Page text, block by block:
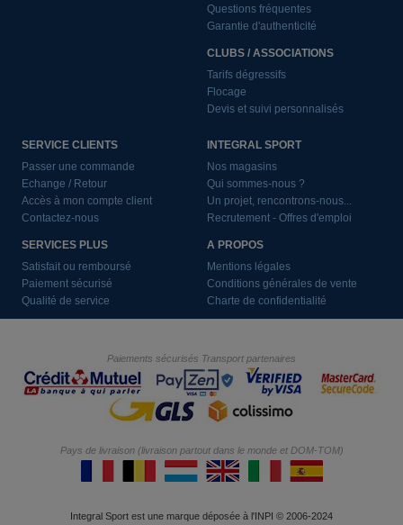
Questions fréquentes
Garantie d'authenticité
CLUBS / ASSOCIATIONS
Tarifs dégressifs
Flocage
Devis et suivi personnalisés
SERVICE CLIENTS
Passer une commande
Echange / Retour
Accès à mon compte client
Contactez-nous
SERVICES PLUS
Satisfait ou remboursé
Paiement sécurisé
Qualité de service
INTEGRAL SPORT
Nos magasins
Qui sommes-nous ?
Un projet, rencontrons-nous...
Recrutement - Offres d'emploi
A PROPOS
Mentions légales
Conditions générales de vente
Charte de confidentialité
Paiements sécurisés Transport partenaires
Pays de livraison (livraison partout dans le monde et DOM-TOM)
Integral Sport est une marque déposée à l'INPI © 2006-2024